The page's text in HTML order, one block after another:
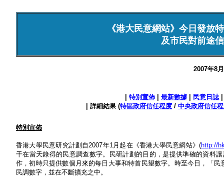
《港大民意網站》今日發放
及市民對前途
2007年8
特別宣佈| 最新數據 民意日誌
| 詳細結果 (特區政府信任程度 / 中央政府信任
特別宣佈
香港大學民意研究計劃自2007年1月起在《香港大學民意網站》(http://
干在當天錄得的民意調查數字。民研計劃的目的，是提供準確的資料
作，初時只提供數個月來的每日大事和特首民望數字。時至今日，「
民調數字，並在不斷擴充之中。